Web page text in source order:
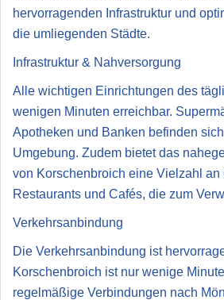
hervorragenden Infrastruktur und
die umliegenden Städte.
Infrastruktur & Nahversorgung
Alle wichtigen Einrichtungen des
wenigen Minuten erreichbar.
Apotheken und Banken befinden
Umgebung. Zudem bietet das
von Korschenbroich eine Vielzahl an
Restaurants und Cafés, die zum
Verkehrsanbindung
Die Verkehrsanbindung ist
Korschenbroich ist nur wenige
regelmäßige Verbindungen nach